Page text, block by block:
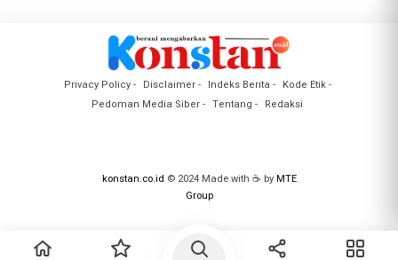
Privacy Policy Disclaimer Indeks Berita
Kode Etik
Pedoman Media Siber
Tentang Redaksi
konstan.co.id © 2024 Made with ☕ byMTE
Group